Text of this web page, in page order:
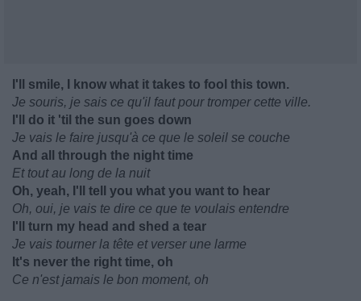
I'll smile, I know what it takes to fool this town.
Je souris, je sais ce qu'il faut pour tromper cette ville.
I'll do it 'til the sun goes down
Je vais le faire jusqu'à ce que le soleil se couche
And all through the night time
Et tout au long de la nuit
Oh, yeah, I'll tell you what you want to hear
Oh, oui, je vais te dire ce que te voulais entendre
I'll turn my head and shed a tear
Je vais tourner la tête et verser une larme
It's never the right time, oh
Ce n'est jamais le bon moment, oh